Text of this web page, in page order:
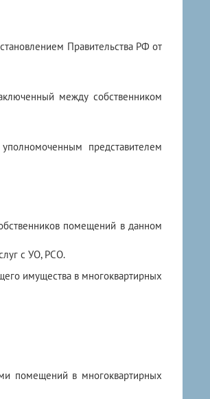
Правительства РФ от
между собственником
представителем
помещений в данном
с УО, РСО.
имущества в многоквартирных
помещений в многоквартирных